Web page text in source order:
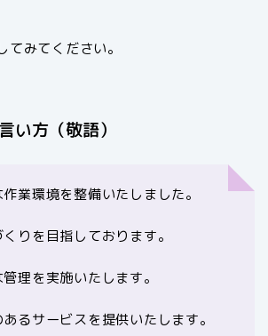
みてください。
い方（敬語）
業環境を整備いたしました。
りを目指しております。
理を実施いたします。
あるサービスを提供いたします。